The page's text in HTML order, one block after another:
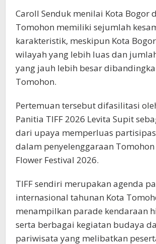
Caroll Senduk menilai Kota Bogor
Tomohon memiliki sejumlah
karakteristik, meskipun Kota
wilayah yang lebih luas dan
yang jauh lebih besar
Tomohon.
Pertemuan tersebut difasilitasi
Panitia TIFF 2026 Levita Supit
dari upaya memperluas
dalam penyelenggaraan
Flower Festival 2026.
TIFF sendiri merupakan agenda
internasional tahunan Kota
menampilkan parade kendaraan
serta berbagai kegiatan budaya
pariwisata yang melibatkan